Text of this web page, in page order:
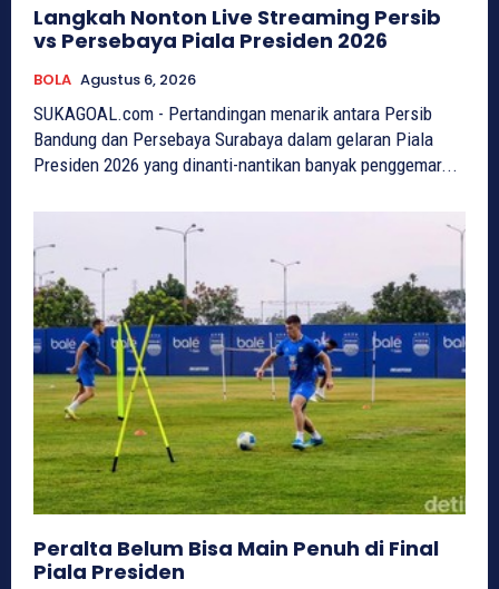
Langkah Nonton Live Streaming Persib
vs Persebaya Piala Presiden 2026
BOLA Agustus 6, 2026
SUKAGOAL.com - Pertandingan menarik antara Persib
Bandung dan Persebaya Surabaya dalam gelaran Piala
Presiden 2026 yang dinanti-nantikan banyak penggemar...
Peralta Belum Bisa Main Penuh di Final
Piala Presiden